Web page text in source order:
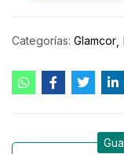
Categorías: Glamcor